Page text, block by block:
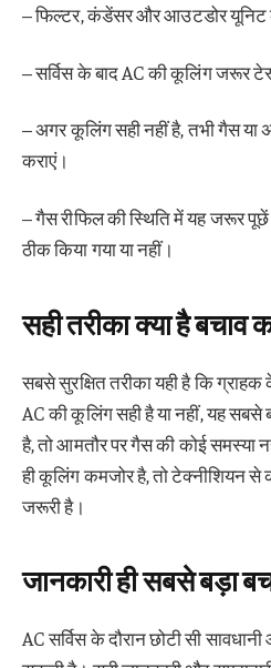
– फिल्टर, कंडेंसर और आउटडोर यूनिट
– सर्विस के बाद AC की कूलिंग जरूर
– अगर कूलिंग सही नहीं है, तभी गैस या
कराएं।
– गैस रीफिल की स्थिति में यह जरूर
ठीक किया गया या नहीं।
सही तरीका क्या है बचाव
सबसे सुरक्षित तरीका यही है कि ग्राहक
AC की कूलिंग सही है या नहीं, यह
है, तो आमतौर पर गैस की कोई समस्या
ही कूलिंग कमजोर है, तो टेक्नीशियन से
जरूरी है।
जानकारी ही सबसे बड़ा
AC सर्विस के दौरान छोटी सी